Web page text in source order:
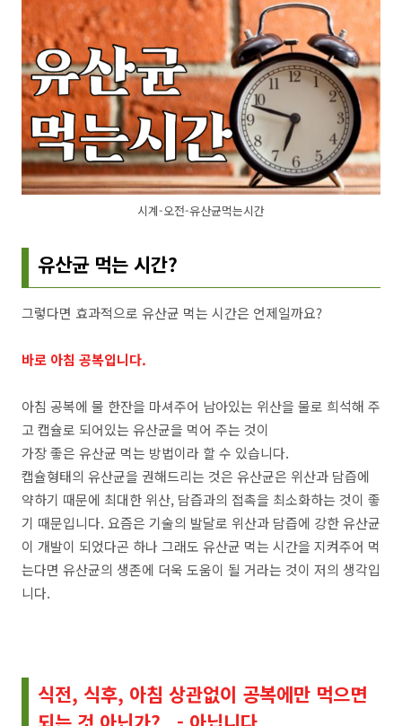
시계-오전-유산균먹는시간
유산균 먹는 시간?
그렇다면 효과적으로 유산균 먹는 시간은 언제일까요?
바로 아침 공복입니다.
아침 공복에 물 한잔을 마셔주어 남아있는 위산을 물로 희석해 주
고 캡슐로 되어있는 유산균을 먹어 주는 것이
가장 좋은 유산균 먹는 방법이라 할 수 있습니다.
캡슐형태의 유산균을 권해드리는 것은 유산균은 위산과 담즙에
약하기 때문에 최대한 위산, 담즙과의 접촉을 최소화하는 것이 좋
기 때문입니다. 요즘은 기술의 발달로 위산과 담즙에 강한 유산균
이 개발이 되었다곤 하나 그래도 유산균 먹는 시간을 지켜주어 먹
는다면 유산균의 생존에 더욱 도움이 될 거라는 것이 저의 생각입
니다.
식전, 식후, 아침 상관없이 공복에만 먹으면